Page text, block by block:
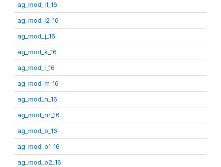
ag_mod_i1_16
ag_mod_i2_16
ag_mod_j_16
ag_mod_k_16
ag_mod_l_16
ag_mod_m_16
ag_mod_n_16
ag_mod_nr_16
ag_mod_o_16
ag_mod_o1_16
ag_mod_o2_16